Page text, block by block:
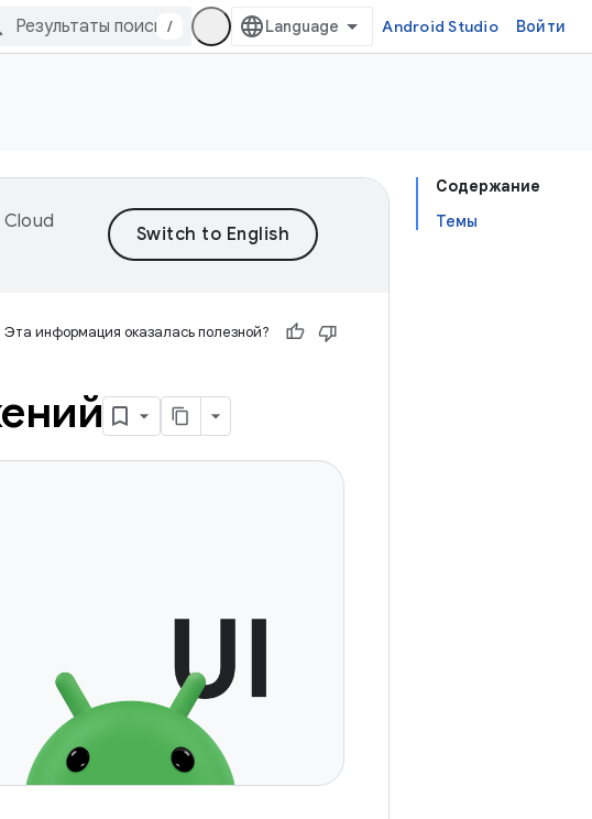
/ Android Studio Войти
Содержание
Темы
Cloud
Эта информация оказалась полезной?